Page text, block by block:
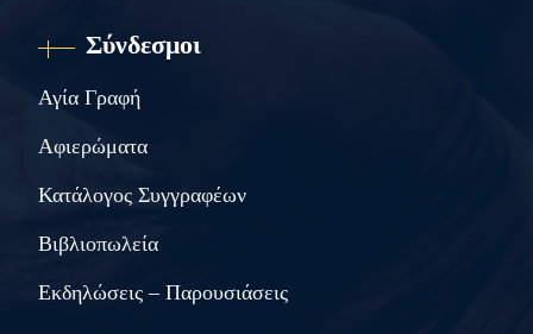
Σύνδεσμοι
Αγία Γραφή
Αφιερώματα
Κατάλογος Συγγραφέων
Βιβλιοπωλεία
Εκδηλώσεις – Παρουσιάσεις